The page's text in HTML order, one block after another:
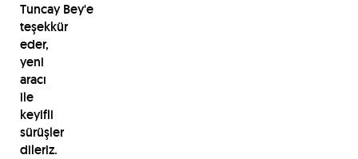
Tuncay Bey'e
teşekkür
eder,
yeni
aracı
ile
keyifli
sürüşler
dileriz.